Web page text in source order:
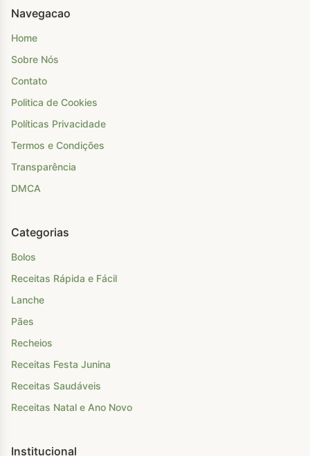
Navegacao
Home
Sobre Nós
Contato
Politica de Cookies
Políticas Privacidade
Termos e Condições
Transparência
DMCA
Categorias
Bolos
Receitas Rápida e Fácil
Lanche
Pães
Recheios
Receitas Festa Junina
Receitas Saudáveis
Receitas Natal e Ano Novo
Institucional